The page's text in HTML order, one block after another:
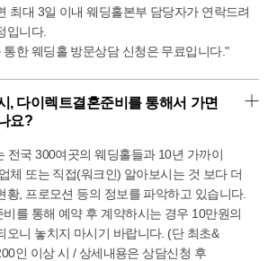
최대 3일 이내 웨딩홀본부 담당자가 연락드려
입니다.
한 웨딩홀 방문상담 신청은 무료입니다."
, 다이렉트결혼준비를 통해서 가면
요?
전국 300여곳의 웨딩홀들과 10년 가까이
체 또는 직접(워크인) 알아보시는 것 보다 더
황, 프로모션 등의 정보를 파악하고 있습니다.
를 통해 예약 후 계약하시는 경우 10만원의
오니 놓치지 마시기 바랍니다. (단 최초&
인 이상 시 / 상세내용은 상담신청 후